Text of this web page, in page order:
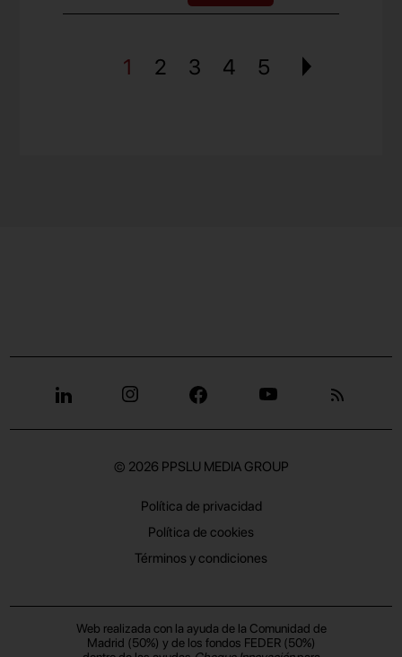
1 2 3 4 5
© 2026 PPSLU MEDIA GROUP
Política de privacidad
Política de cookies
Términos y condiciones
Web realizada con la ayuda de la Comunidad de
Madrid (50%) y de los fondos FEDER (50%)